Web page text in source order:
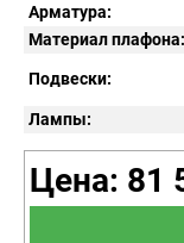
Арматура:
Материал плафона:
Подвески:
Лампы:
Цена: 81